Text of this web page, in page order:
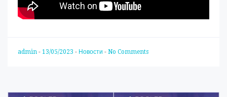
admin - 13/05/2023 - Новости - No Comments